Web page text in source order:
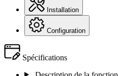
Installation
Configuration
Spécifications